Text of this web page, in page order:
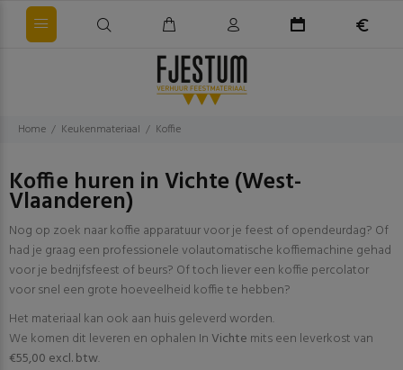
Home Keukenmateriaal Koffie
Koffie huren in Vichte (West-
Vlaanderen)
Nog op zoek naar koffie apparatuur voor je feest of opendeurdag? Of
had je graag een professionele volautomatische koffiemachine gehad
voor je bedrijfsfeest of beurs? Of toch liever een koffie percolator
voor snel een grote hoeveelheid koffie te hebben?
Het materiaal kan ook aan huis geleverd worden.
We komen dit leveren en ophalen In Vichte mits een leverkost van
€55,00 excl. btw.